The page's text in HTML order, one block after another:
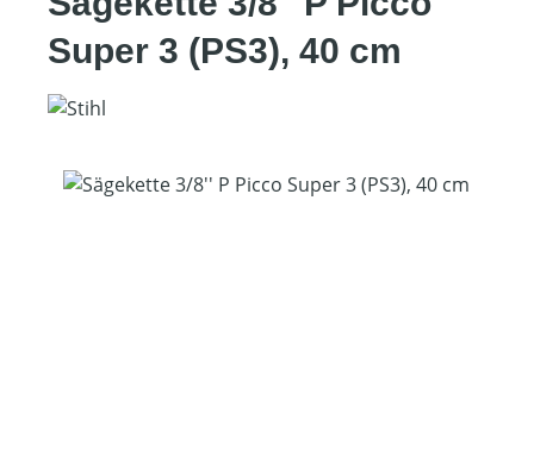
Super 3 (PS3), 40 cm
Bildergalerie überspringen